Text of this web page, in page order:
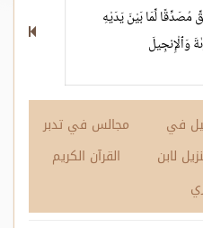
مُصَدِّقًا لِّمَا بَيْنَ يَدَيْهِ
وَٱلْإِنجِيلَ
في
لابن
مجالس في تدبر
القرآن الكريم